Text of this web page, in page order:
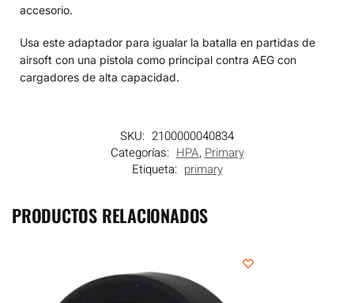
accesorio.
Usa este adaptador para igualar la batalla en partidas de
airsoft con una pistola como principal contra AEG con
cargadores de alta capacidad.
SKU: 2100000040834
Categorías: HPA,Primary
Etiqueta: primary
PRODUCTOS RELACIONADOS